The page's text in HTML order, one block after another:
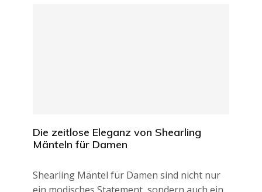
Die zeitlose Eleganz von Shearling
Mänteln für Damen
Shearling Mäntel für Damen sind nicht nur